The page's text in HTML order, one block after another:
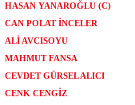
HASAN YANAROĞLU (C)
CAN POLAT İNCELER
ALİ AVCISOYU
MAHMUT FANSA
CEVDET GÜRSEL ALICI
CENK CENGİZ